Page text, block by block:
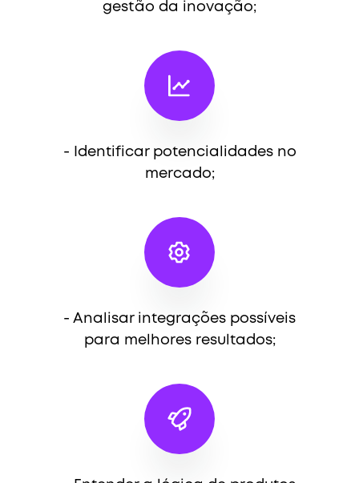
gestão da inovação;
- Identificar potencialidades no
mercado;
- Analisar integrações possíveis
para melhores resultados;